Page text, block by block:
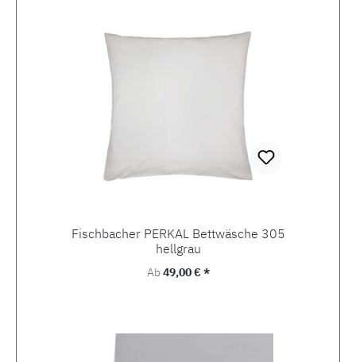
Fischbacher PERKAL Bettwäsche 305
hellgrau
Regulärer Preis:
Ab49,00 € *